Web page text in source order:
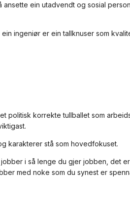
ein utadvendt og sosial
ingeniør er ein tallknuser som
politisk korrekte tullballet som
karakterer stå som hovedfokuset.
i så lenge du gjer jobben, det
med noke som du synest er